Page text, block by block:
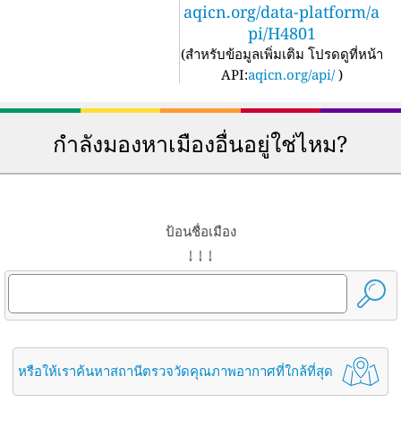
aqicn.org/data-platform/a
pi/H4801
(สำหรับข้อมูลเพิ่มเติม โปรดดูที่หน้า
API:aqicn.org/api/ )
กำลังมองหาเมืองอื่นอยู่ใช่ไหม?
ป้อนชื่อเมือง
↓ ↓ ↓
หรือให้เราค้นหาสถานีตรวจวัดคุณภาพอากาศที่ใกล้ที่สุด